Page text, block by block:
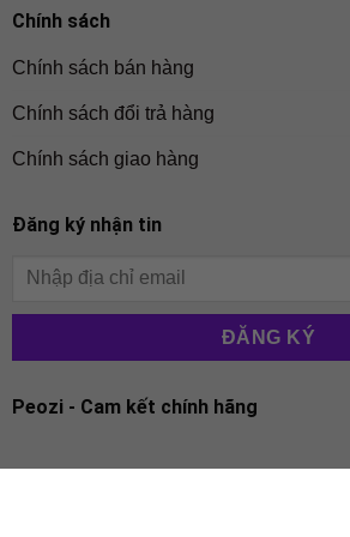
Chính sách
Chính sách bán hàng
Chính sách đổi trả hàng
Chính sách giao hàng
Đăng ký nhận tin
Peozi - Cam kết chính hãng